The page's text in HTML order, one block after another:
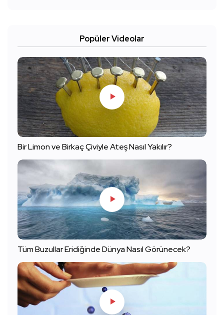
Popüler Videolar
Bir Limon ve Birkaç Çiviyle Ateş Nasıl Yakılır?
Tüm Buzullar Eridiğinde Dünya Nasıl Görünecek?